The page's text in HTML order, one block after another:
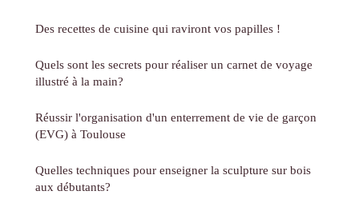
Des recettes de cuisine qui raviront vos papilles !
Quels sont les secrets pour réaliser un carnet de voyage
illustré à la main?
Réussir l'organisation d'un enterrement de vie de garçon
(EVG) à Toulouse
Quelles techniques pour enseigner la sculpture sur bois
aux débutants?